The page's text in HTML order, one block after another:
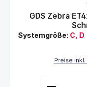
Durchschnittliche
GDS Zebra
Systemgröße: C, D
Preise
Produkt